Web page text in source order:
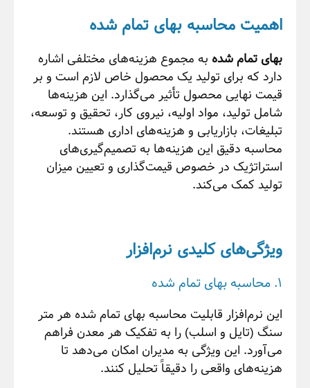
اهمیت محاسبه بهای تمام شده
بهای تمام شده به مجموع هزینه‌های مختلفی اشاره
دارد که برای تولید یک محصول خاص لازم است و بر
قیمت نهایی محصول تأثیر می‌گذارد. این هزینه‌ها
شامل تولید، مواد اولیه، نیروی کار، تحقیق و توسعه،
تبلیغات، بازاریابی و هزینه‌های اداری هستند.
محاسبه دقیق این هزینه‌ها به تصمیم‌گیری‌های
استراتژیک در خصوص قیمت‌گذاری و تعیین میزان
تولید کمک می‌کند.
ویژگی‌های کلیدی نرم‌افزار
1. محاسبه بهای تمام شده
این نرم‌افزار قابلیت محاسبه بهای تمام شده هر متر
سنگ (تایل و اسلب) را به تفکیک هر معدن فراهم
می‌آورد. این ویژگی به مدیران امکان می‌دهد تا
هزینه‌های واقعی را دقیقاً تحلیل کنند.